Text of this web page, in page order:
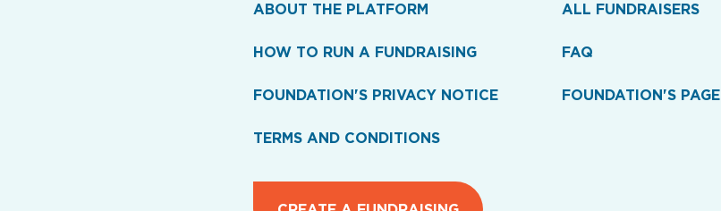
ABOUT THE PLATFORM
HOW TO RUN A FUNDRAISING
FOUNDATION'S PRIVACY NOTICE
TERMS AND CONDITIONS
ALL FUNDRAISERS
FAQ
FOUNDATION'S PAGE